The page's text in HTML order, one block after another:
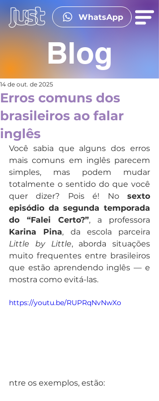
WhatsApp
Blog
Erros comuns dos
brasileiros ao falar
inglês
14 de out. de 2025
Você sabia que alguns dos erros
mais comuns em inglês parecem
simples, mas podem mudar
totalmente o sentido do que você
quer dizer? Pois é! No sexto
episódio da segunda temporada
do “Falei Certo?”
Karina Pina
Little by Little, aborda situações
muito frequentes entre brasileiros
que estão aprendendo inglês — e
mostra como evitá-las.
https://youtu.be/RUPRqNvNwXo
ntre os exemplos, estão: